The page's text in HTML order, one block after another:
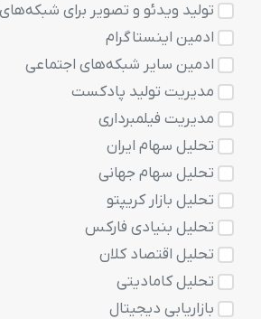
تولید ویدئو و تصویر برای
ادمین اینستاگرام
ادمین سایر شبکه‌های اجتماعی
مدیریت تولید پادکست
مدیریت فیلمبرداری
تحلیل سهام ایران
تحلیل سهام جهانی
تحلیل بازار کریپتو
تحلیل بنیادی فارکس
تحلیل اقتصاد کلان
تحلیل کامادیتی
بازاریابی دیجیتال